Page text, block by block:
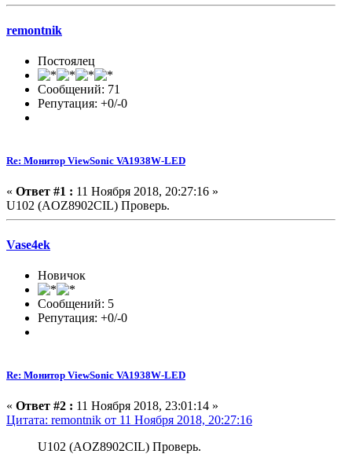
remontnik
Постоялец
Сообщений: 71
Репутация: +0/-0
Re: Монитор ViewSonic VA1938W-LED
« Ответ #1 : 11 Ноября 2018, 20:27:16 »
U102 (AOZ8902CIL) Проверь.
Vase4ek
Новичок
Сообщений: 5
Репутация: +0/-0
Re: Монитор ViewSonic VA1938W-LED
« Ответ #2 : 11 Ноября 2018, 23:01:14 »
Цитата: remontnik от 11 Ноября 2018, 20:27:16
U102 (AOZ8902CIL) Проверь.